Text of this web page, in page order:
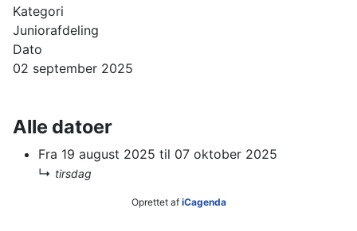
Kategori
Juniorafdeling
Dato
02 september 2025
Alle datoer
Fra 19 august 2025 til 07 oktober 2025
↳ tirsdag
Oprettet af iCagenda